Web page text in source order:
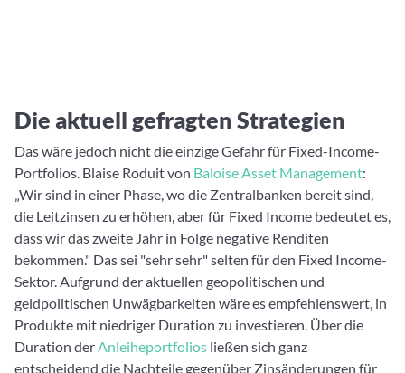
Die aktuell gefragten Strategien
Das wäre jedoch nicht die einzige Gefahr für Fixed-Income-
Portfolios. Blaise Roduit von Baloise Asset Management:
„Wir sind in einer Phase, wo die Zentralbanken bereit sind,
die Leitzinsen zu erhöhen, aber für Fixed Income bedeutet es,
dass wir das zweite Jahr in Folge negative Renditen
bekommen." Das sei "sehr sehr" selten für den Fixed Income-
Sektor. Aufgrund der aktuellen geopolitischen und
geldpolitischen Unwägbarkeiten wäre es empfehlenswert, in
Produkte mit niedriger Duration zu investieren. Über die
Duration derAnleiheportfolios ließen sich ganz
entscheidend die Nachteile gegenüber Zinsänderungen für